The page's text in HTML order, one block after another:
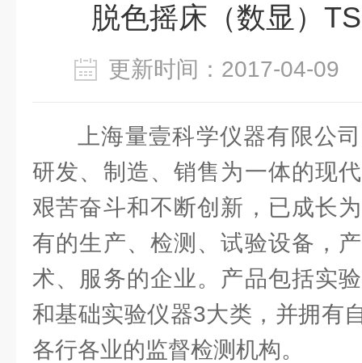
脱色摇床（数显）
更新时间：2017-04-
上海量壹科学仪器有限公
研发、制造、销售为一体的现
艰苦奋斗和不断创新，已成长
有的生产、检测、试验设备，
术、服务的企业。产品包括实
和基础实验仪器3大类，并拥有
各行各业的监督检测机构。